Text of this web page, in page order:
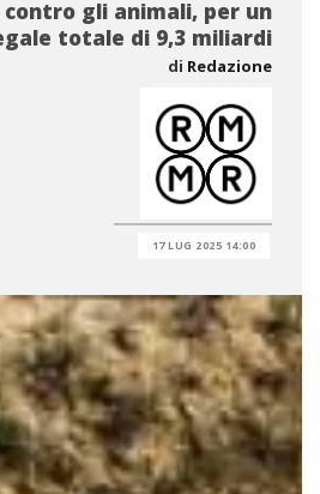
gli animali, per un
totale di 9,3 miliardi
di Redazione
17 LUG 2025 14:00